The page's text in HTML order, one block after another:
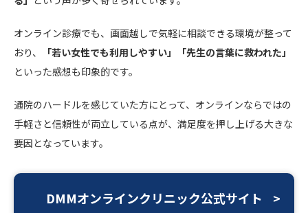
オンライン診療でも、画面越しで気軽に相談できる環境が整って
おり、
「若い女性でも利用しやすい」「先生の言葉に救われた」
といった感想も印象的です。
通院のハードルを感じていた方にとって、オンラインならではの
手軽さと信頼性が両立している点が、満足度を押し上げる大きな
要因となっています。
DMMオンラインクリニック公式サイト